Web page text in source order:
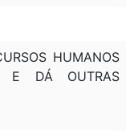
HUMANOS
E DÁ OUTRAS